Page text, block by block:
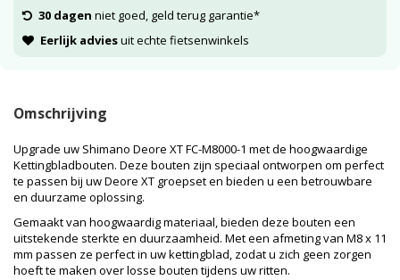
30 dagen niet goed, geld terug garantie*
Eerlijk adviesuit echte fietsenwinkels
Omschrijving
Upgrade uw Shimano Deore XT FC-M8000-1 met de hoogwaardige
Kettingbladbouten. Deze bouten zijn speciaal ontworpen om perfect
te passen bij uw Deore XT groepset en bieden u een betrouwbare
en duurzame oplossing.
Gemaakt van hoogwaardig materiaal, bieden deze bouten een
uitstekende sterkte en duurzaamheid. Met een afmeting van M8 x 11
mm passen ze perfect in uw kettingblad, zodat u zich geen zorgen
hoeft te maken over losse bouten tijdens uw ritten.